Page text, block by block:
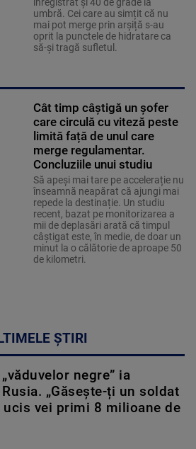
umbră. Cei care au simțit că nu
mai pot merge prin arșiță s-au
oprit la punctele de hidratare ca
să-și tragă sufletul.
Cât timp câștigă un șofer
care circulă cu viteză peste
limită față de unul care
merge regulamentar.
Concluziile unui studiu
Să apeși mai tare pe accelerație nu
înseamnă neapărat că ajungi mai
repede la destinație. Un studiu
recent, bazat pe monitorizarea a
mii de deplasări arată că timpul
câștigat este, în medie, de doar un
minut la o călătorie de aproape 50
de kilometri.
ȘTIRI
negre” ia
„Găsește-ți un soldat
vei primi 8 milioane de